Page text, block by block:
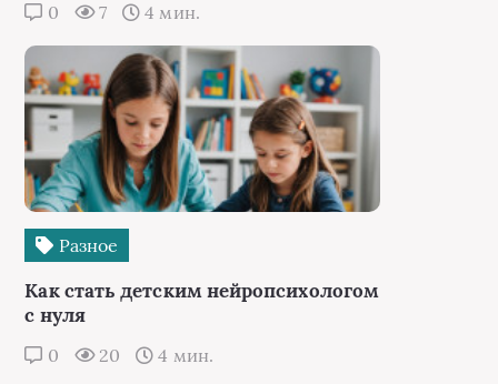
0 7 4 мин.
Разное
Как стать детским нейропсихологом
с нуля
0 20 4 мин.